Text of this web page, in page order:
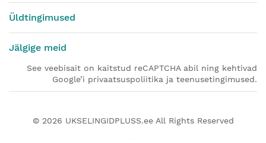
Üldtingimused
Jälgige meid
See veebisait on kaitstud reCAPTCHA abil ning kehtivad
Google’i privaatsuspoliitika ja teenusetingimused.
© 2026 UKSELINGIDPLUSS.eeAll Rights Reserved